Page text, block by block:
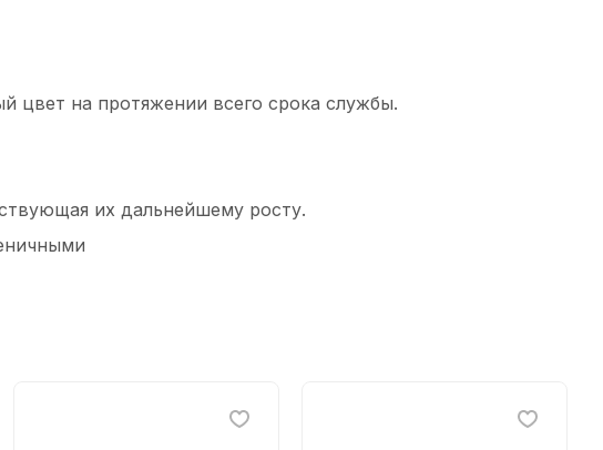
цвет на протяжении всего срока службы.
их дальнейшему росту.